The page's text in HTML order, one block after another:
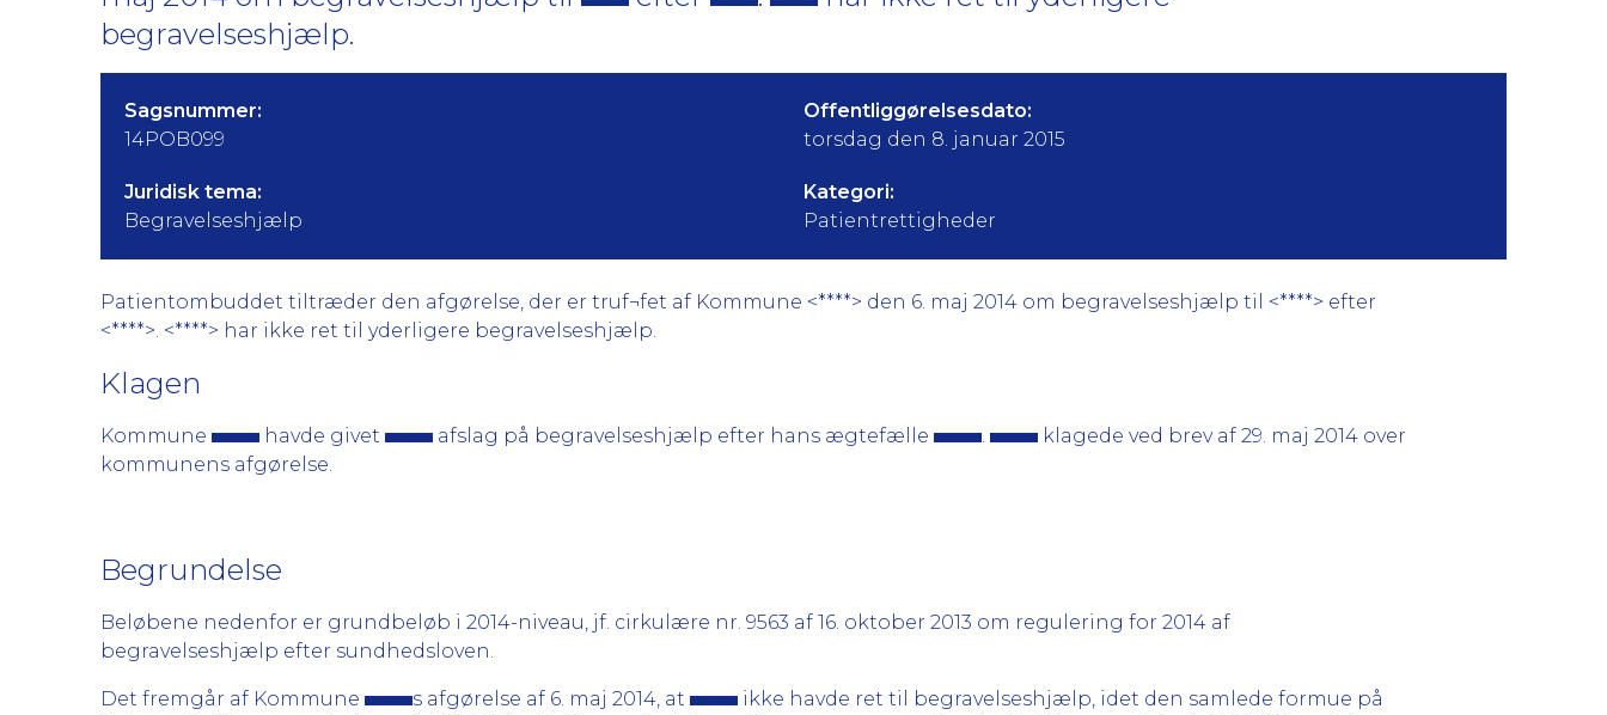
begravelseshjælp.
Sagsnummer:
14POB099
Offentliggørelsesdato:
torsdag den 8. januar 2015
Juridisk tema:
Begravelseshjælp
Kategori:
Patientrettigheder
Patientombuddet tiltræder den afgørelse, der er truf¬fet af Kommune <****> den 6. maj 2014 om begravelseshjælp til <****> efter
<****>. <****> har ikke ret til yderligere begravelseshjælp.
Klagen
Kommune havde givet afslag på begravelseshjælp efter hans ægtefælle .
klagede ved brev af 29. maj 2014 over
kommunens afgørelse.
Begrundelse
Beløbene nedenfor er grundbeløb i 2014-niveau, jf. cirkulære nr. 9563 af 16. oktober 2013 om regulering for 2014 af
begravelseshjælp efter sundhedsloven.
Det fremgår af Kommune s afgørelse af 6. maj 2014, at
ikke havde ret til begravelseshjælp, idet den samlede formue på